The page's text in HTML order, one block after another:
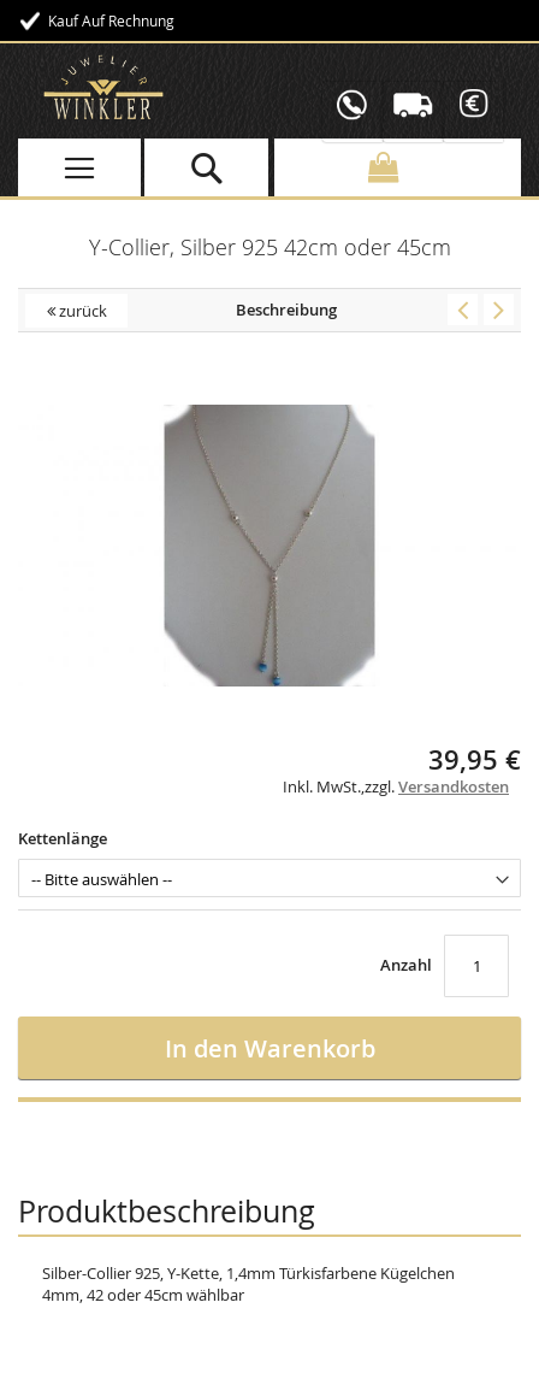
Kauf Auf Rechnung
Direkt
Inhalt
Y-Collier, Silber 925 42cm oder 45cm
zurück Beschreibung
of
images
gallery
39,95 €
Inkl. MwSt.,zzgl.Versandkosten
Kettenlänge
Anzahl
In den Warenkorb
Produktbeschreibung
Silber-Collier 925, Y-Kette, 1,4mm Türkisfarbene Kügelchen
4mm, 42 oder 45cm wählbar